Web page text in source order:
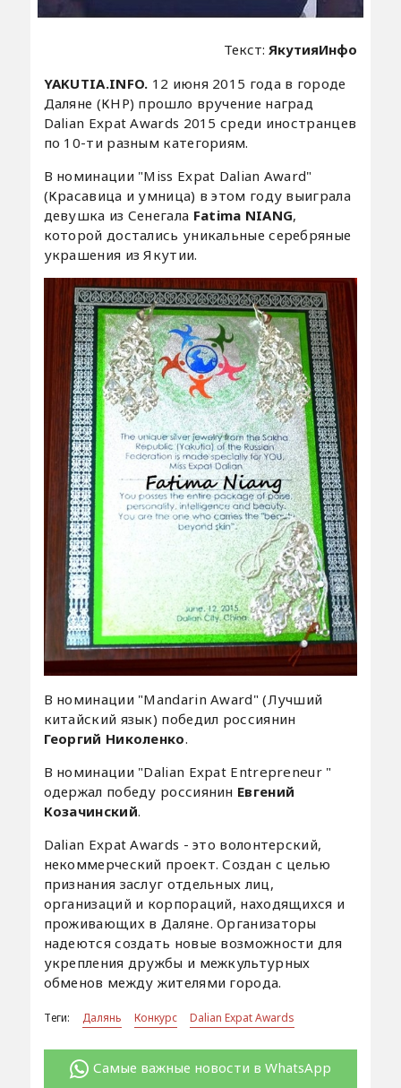
Текст:ЯкутияИнфо
YAKUTIA.INFO. 12 июня 2015 года в городе
Даляне (КНР) прошло вручение наград
Dalian Expat Awards 2015 среди иностранцев
по 10-ти разным категориям.
В номинации "Miss Expat Dalian Award"
(Красавица и умница) в этом году выиграла
девушка из Сенегала Fatima NIANG,
которой достались уникальные серебряные
украшения из Якутии.
В номинации "Mandarin Award" (Лучший
китайский язык) победил россиянин
Георгий Николенко.
В номинации "Dalian Expat Entrepreneur "
одержал победу россиянин Евгений
Козачинский.
Dalian Expat Awards - это волонтерский,
некоммерческий проект. Создан с целью
признания заслуг отдельных лиц,
организаций и корпораций, находящихся и
проживающих в Даляне. Организаторы
надеются создать новые возможности для
укрепления дружбы и межкультурных
обменов между жителями города.
Теги: Далянь Конкурс Dalian Expat Awards
Самые важные новости в WhatsApp